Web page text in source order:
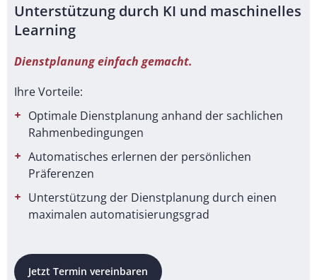
Unterstützung durch KI und maschinelles
Learning
Dienstplanung einfach gemacht.
Ihre Vorteile:
Optimale Dienstplanung anhand der sachlichen
Rahmenbedingungen
Automatisches erlernen der persönlichen
Präferenzen
Unterstützung der Dienstplanung durch einen
maximalen automatisierungsgrad
Jetzt Termin vereinbaren